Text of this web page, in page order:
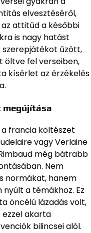
elvesztéséről,
attitűd a későbbi
is nagy hatást
szerepjátékot űzött,
öltve fel verseiben,
kísérlet az érzékelés
megújítása
francia költészet
vagy Verlaine
még bátrabb
Nem
normákat, hanem
a témákhoz. Ez
öncélú lázadás volt,
akarta
bilincsei alól.